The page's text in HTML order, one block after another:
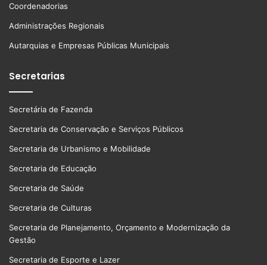
Coordenadorias
Administrações Regionais
Autarquias e Empresas Públicas Municipais
Secretarias
Secretária de Fazenda
Secretaria de Conservação e Serviços Públicos
Secretaria de Urbanismo e Mobilidade
Secretaria de Educação
Secretaria de Saúde
Secretaria de Culturas
Secretaria de Planejamento, Orçamento e Modernização da
Gestão
Secretaria de Esporte e Lazer